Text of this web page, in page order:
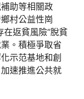
助等相關政
村公益性崗
返貧風險”脫貧
。積極爭取省
示范基地和創
速推進公共就